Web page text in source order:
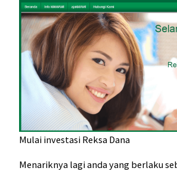
Mulai investasi Reksa Dana
Menariknya lagi anda yang berlaku